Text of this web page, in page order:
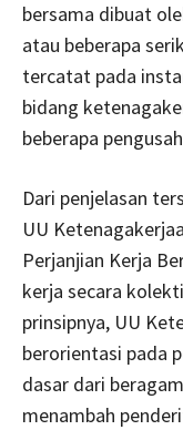
bersama dibuat
atau beberapa
tercatat pada
bidang
beberapa
Dari penjelasan
UU
Perjanjian Kerja
kerja secara
prinsipnya, UU
berorientasi pada
dasar dari
menambah